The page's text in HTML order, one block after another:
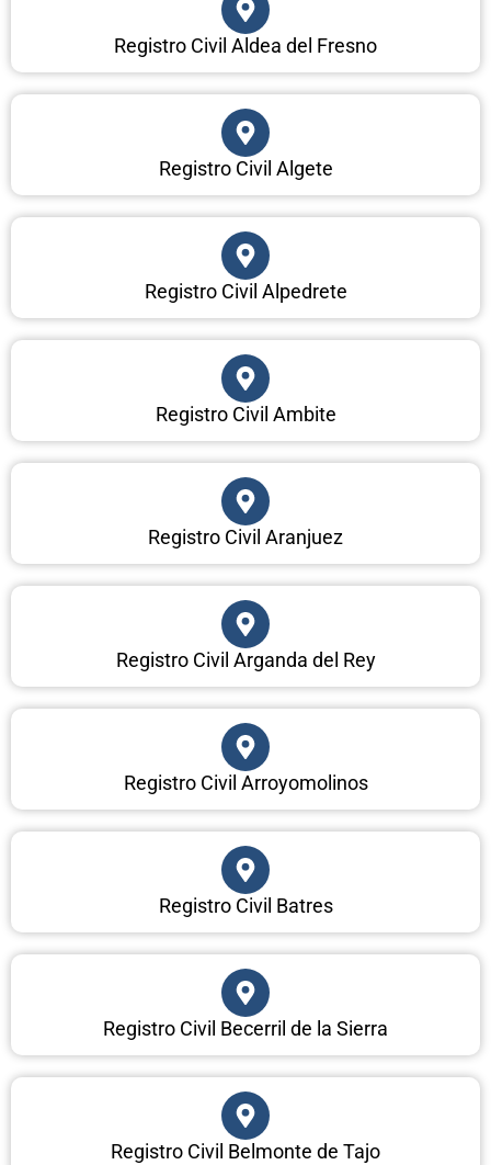
Registro Civil Aldea del Fresno
Registro Civil Algete
Registro Civil Alpedrete
Registro Civil Ambite
Registro Civil Aranjuez
Registro Civil Arganda del Rey
Registro Civil Arroyomolinos
Registro Civil Batres
Registro Civil Becerril de la Sierra
Registro Civil Belmonte de Tajo